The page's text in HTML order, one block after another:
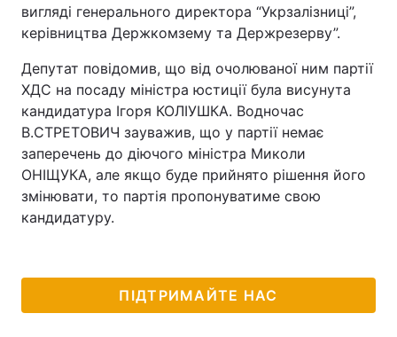
Тема оформлення
вигляді генерального директора “Укрзалізниці”,
керівництва Держкомзему та Держрезерву”.
Депутат повідомив, що від очолюваної ним партії
ХДС на посаду міністра юстиції була висунута
кандидатура Ігоря КОЛІУШКА. Водночас
В.СТРЕТОВИЧ зауважив, що у партії немає
заперечень до діючого міністра Миколи
ОНІЩУКА, але якщо буде прийнято рішення його
змінювати, то партія пропонуватиме свою
кандидатуру.
ПІДТРИМАЙТЕ НАС